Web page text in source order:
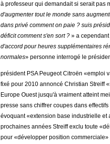
à professeur qui demandait si serait pas
d'augmenter tout le monde sans
dans privé comment on paie ? suis
déficit comment s'en sort ?» a cependant
d'accord pour heures supplémentaires
normales» personne interrogé le
président PSA Peugeot Citroën «emploi
fixé pour 2010 annoncé Christian Streiff
Europe Ouest jusqu'à vraiment atteint
presse sans chiffrer coupes dans
évoquant «extension base industrielle
prochaines années Streiff exclu toute
pour «développer position